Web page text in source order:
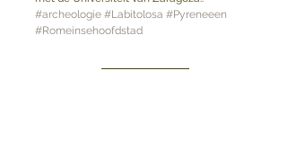
#archeologie #Labitolosa #Pyreneeen
#Romeinsehoofdstad